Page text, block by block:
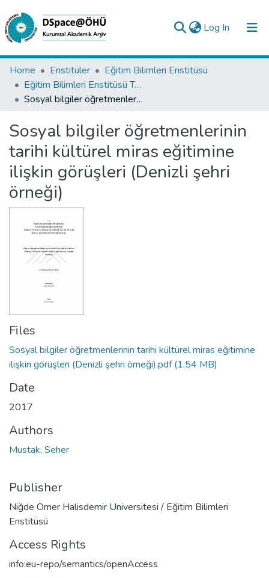
Log In (current)
Collections
All of DSpace
Analyze
Request/Question
Home Enstitüler
Eğitim Bilimleri Enstitüsü
Eğitim Bilimleri Enstitüsü Tez Koleksiyonu
Sosyal bilgiler öğretmenlerinin tarihi kültürel miras eğitimine ilişkin görüşleri (Denizli şehri örneği)
Sosyal bilgiler öğretmenlerinin
tarihi kültürel miras eğitimine
ilişkin görüşleri (Denizli şehri
örneği)
Files
Sosyal bilgiler öğretmenlerinin tarihi kültürel miras eğitimine
ilişkin görüşleri (Denizli şehri örneği).pdf(1.54 MB)
Date
2017
Authors
Mustak, Seher
Publisher
Niğde Ömer Halisdemir Üniversitesi / Eğitim Bilimleri
Enstitüsü
Access Rights
info:eu-repo/semantics/openAccess